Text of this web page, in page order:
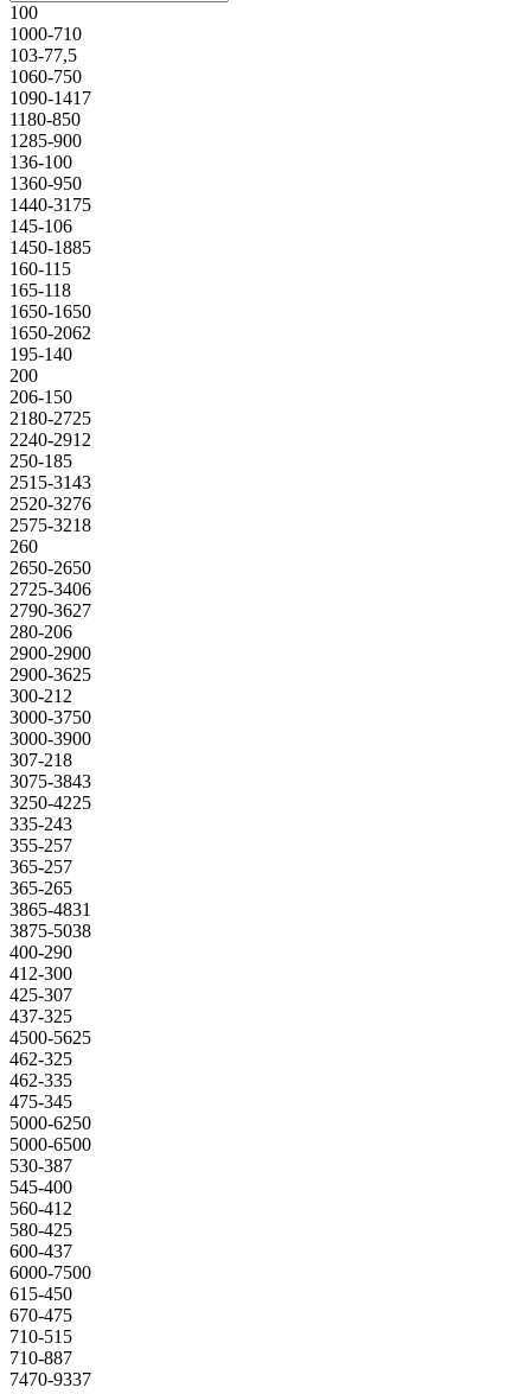
100
1000-710
103-77,5
1060-750
1090-1417
1180-850
1285-900
136-100
1360-950
1440-3175
145-106
1450-1885
160-115
165-118
1650-1650
1650-2062
195-140
200
206-150
2180-2725
2240-2912
250-185
2515-3143
2520-3276
2575-3218
260
2650-2650
2725-3406
2790-3627
280-206
2900-2900
2900-3625
300-212
3000-3750
3000-3900
307-218
3075-3843
3250-4225
335-243
355-257
365-257
365-265
3865-4831
3875-5038
400-290
412-300
425-307
437-325
4500-5625
462-325
462-335
475-345
5000-6250
5000-6500
530-387
545-400
560-412
580-425
600-437
6000-7500
615-450
670-475
710-515
710-887
7470-9337